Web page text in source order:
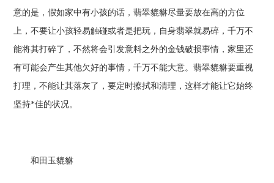
意的是，假如家中有小孩的话，翡翠貔貅尽量要放在高的方位
上，不要让小孩轻易触碰或者是把玩，自身翡翠就易碎，千万不
能将其打碎了，不然将会引发意料之外的金钱破损事情，家里还
有可能会产生其他欠好的事情，千万不能大意。翡翠貔貅要重视
打理，不能让其落灰了，要定时擦拭和清理，这样才能让它始终
坚持*佳的状况。
和田玉貔貅